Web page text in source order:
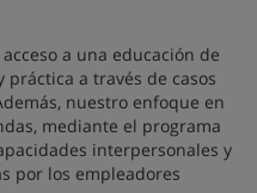
a una educación de
a través de casos
nuestro enfoque en
mediante el programa
interpersonales y
por los empleadores